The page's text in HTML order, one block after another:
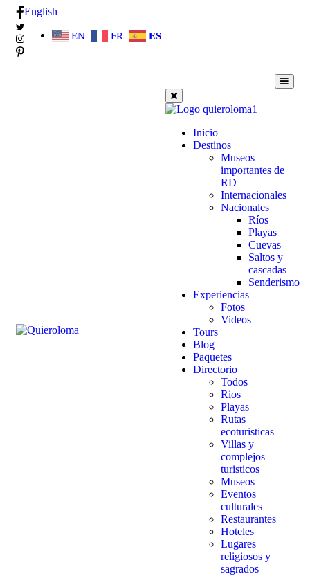
English
EN FR ES
Inicio
Destinos
Museos
importantes de
RD
Internacionales
Nacionales
Ríos
Playas
Cuevas
Saltos y
cascadas
Senderismo
Experiencias
Fotos
Videos
Tours
Blog
Paquetes
Directorio
Todos
Rios
Playas
Rutas
ecoturisticas
Villas y
complejos
turisticos
Museos
Eventos
culturales
Restaurantes
Hoteles
Lugares
religiosos y
sagrados